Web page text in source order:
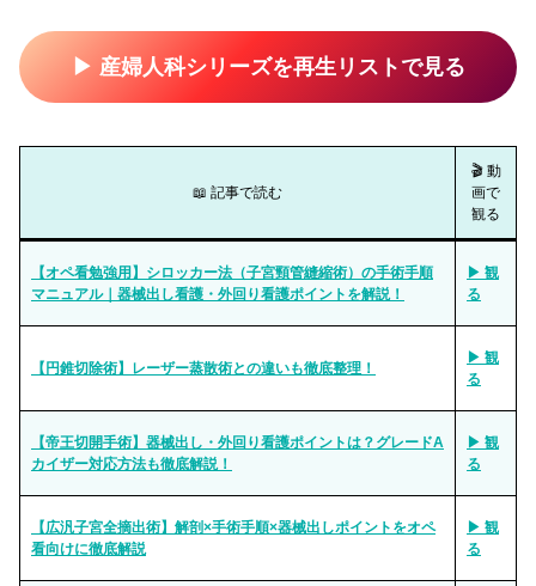
▶ 産婦人科シリーズを再生リストで見る
📖 記事で読む
🎬 動
画で
観る
【オペ看勉強用】シロッカー法（子宮頸管縫縮術）の手術手順
マニュアル｜器械出し看護・外回り看護ポイントを解説！
▶ 観
る
【円錐切除術】レーザー蒸散術との違いも徹底整理！
▶ 観
る
【帝王切開手術】器械出し・外回り看護ポイントは？グレードA
カイザー対応方法も徹底解説！
▶ 観
る
【広汎子宮全摘出術】解剖×手術手順×器械出しポイントをオペ
看向けに徹底解説
▶ 観
る